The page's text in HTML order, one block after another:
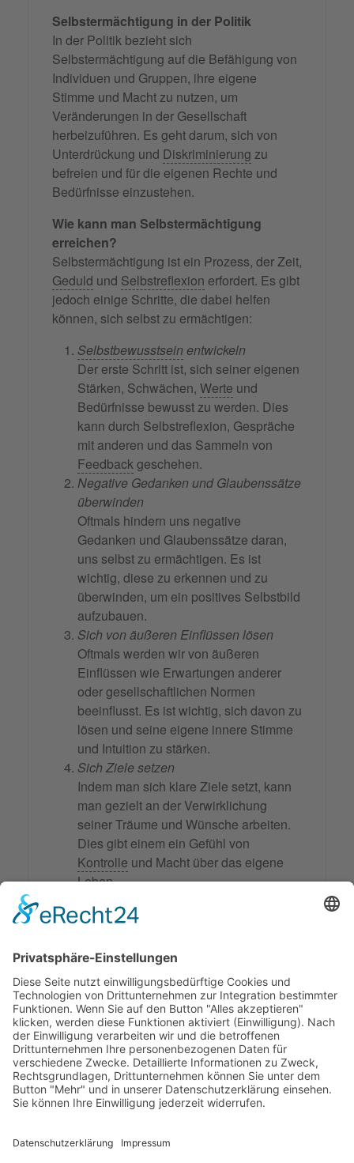
Selbstermächtigung in der Politik
In der Politik bezieht sich
Selbstermächtigung auf die Befähigung von
Individuen und Gruppen, ihre eigene
Stimme und Macht zu nutzen, um
Veränderungen in der Gesellschaft
herbeizuführen. Es geht darum, sich von
Unterdrückung und Diskriminierung zu
befreien und für die eigenen Rechte und
Bedürfnisse einzustehen.
Wie kann man Selbstermächtigung
erreichen?
Selbstermächtigung ist ein Prozess, der Zeit,
Geduld und Selbstreflexion erfordert. Es gibt
jedoch einige Schritte, die dabei helfen
können, sich selbst zu ermächtigen:
Selbstbewusstsein entwickeln
Der erste Schritt ist, sich seiner eigenen
Stärken, Schwächen, Werte und
Bedürfnisse bewusst zu werden. Dies
kann durch Selbstreflexion, Gespräche
mit anderen und das Sammeln von
Feedbackgeschehen.
Negative Gedanken und Glaubenssätze
überwinden
Oftmals hindern uns negative
Gedanken und Glaubenssätze daran,
uns selbst zu ermächtigen. Es ist
wichtig, diese zu erkennen und zu
überwinden, um ein positives Selbstbild
aufzubauen.
Sich von äußeren Einflüssen lösen
Oftmals werden wir von äußeren
Einflüssen wie Erwartungen anderer
oder gesellschaftlichen Normen
beeinflusst. Es ist wichtig, sich davon zu
lösen und seine eigene innere Stimme
und Intuition zu stärken.
Sich Ziele setzen
Indem man sich klare Ziele setzt, kann
man gezielt an der Verwirklichung
seiner Träume und Wünsche arbeiten.
Dies gibt einem ein Gefühl von
Kontrolle und Macht über das eigene
Leben.
Selbstermächtigung beinhaltet auch,
und die eigenen Entscheidungen zu
übernehmen. Dies bedeutet, die
Konsequenzen seines Handelns zu
akzeptieren und aus Fehlern zu lernen.
© 2026 Frank Hartung Ihr Mediator bei Konflikten in Familie,